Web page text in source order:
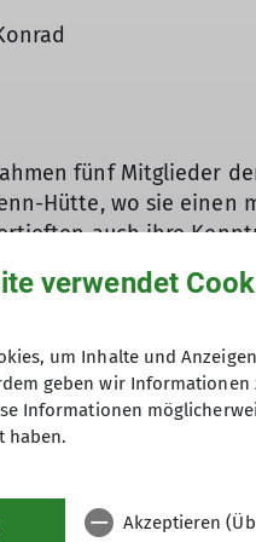
fünf Mitglieder
Hütte, wo sie
auch ihre
Kurses standen
wurden unter
kamen
m) als auch den
sondern
sich während der
Ort für den
verwendet
um Inhalte und
geben wir
Informationen
haben.
Akzeptieren